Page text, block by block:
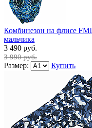
Комбинезон на флисе
мальчика
3 490 руб.
3 990 руб.
Размер: Купить